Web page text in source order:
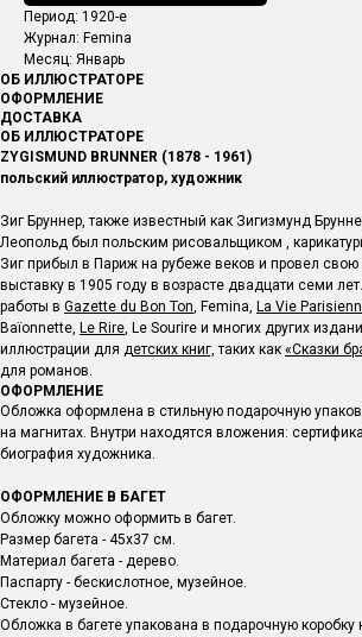
Период: 1920-е
Журнал: Femina
Месяц: Январь
ОБ ИЛЛЮСТРАТОРЕ
ОФОРМЛЕНИЕ
ДОСТАВКА
ОБ ИЛЛЮСТРАТОРЕ
ZYGISMUND BRUNNER (1878 - 1961)
польский иллюстратор, художник
Зиг Бруннер, также известный как Зигизмунд
Леопольд был польским рисовальщиком ,
Зиг прибыл в Париж на рубеже веков и провел
выставку в 1905 году в возрасте двадцати семи
работы в Gazette du Bon Ton, Femina, La Vie
Baïonnette, Le Rire, Le Sourire и многих других
иллюстрации для детских книг, таких как «Сказки б
для романов.
ОФОРМЛЕНИЕ
Обложка оформлена в стильную подарочную
на магнитах. Внутри находятся вложения:
биография художника.
ОФОРМЛЕНИЕ В БАГЕТ
Обложку можно оформить в багет.
Размер багета - 45х37 см.
Материал багета - дерево.
Паспарту - бескислотное, музейное.
Стекло - музейное.
Обложка в багете упакована в подарочную коробку